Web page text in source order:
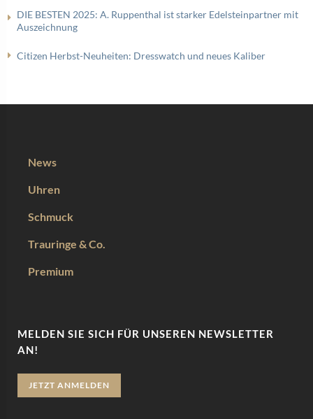
DIE BESTEN 2025: A. Ruppenthal ist starker Edelsteinpartner mit
Auszeichnung
Citizen Herbst-Neuheiten: Dresswatch und neues Kaliber
News
Uhren
Schmuck
Trauringe & Co.
Premium
MELDEN SIE SICH FÜR UNSEREN NEWSLETTER
AN!
JETZT ANMELDEN